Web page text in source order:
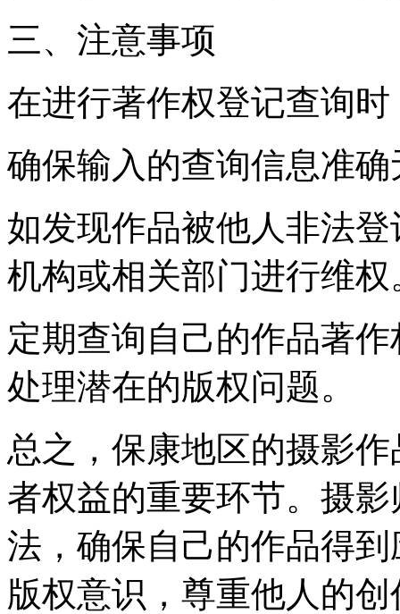
三、注意事项
在进行著作权登记查询
确保输入的查询信息准
如发现作品被他人非法
机构或相关部门进行维权
定期查询自己的作品著
处理潜在的版权问题。
总之，保康地区的摄影
者权益的重要环节。摄
法，确保自己的作品得
版权意识，尊重他人的